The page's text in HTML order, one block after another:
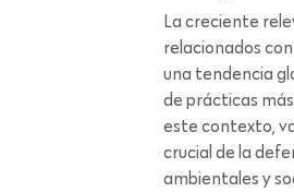
La creciente
relacionados
una tendencia
de prácticas
este contexto,
crucial de la
ambientales y